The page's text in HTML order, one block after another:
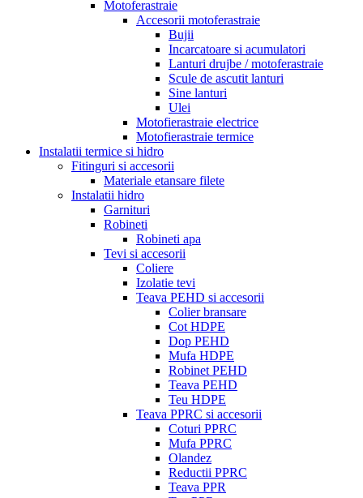
Motoferastraie
Accesorii motoferastraie
Bujii
Incarcatoare si acumulatori
Lanturi drujbe / motoferastraie
Scule de ascutit lanturi
Sine lanturi
Ulei
Motofierastraie electrice
Motofierastraie termice
Instalatii termice si hidro
Fitinguri si accesorii
Materiale etansare filete
Instalatii hidro
Garnituri
Robineti
Robineti apa
Tevi si accesorii
Coliere
Izolatie tevi
Teava PEHD si accesorii
Colier bransare
Cot HDPE
Dop PEHD
Mufa HDPE
Robinet PEHD
Teava PEHD
Teu HDPE
Teava PPRC si accesorii
Coturi PPRC
Mufa PPRC
Olandez
Reductii PPRC
Teava PPR